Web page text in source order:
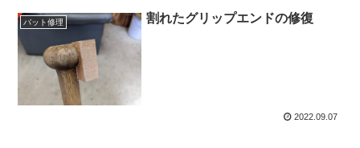
バット修理 割れたグリップエンドの修復
2022.09.07